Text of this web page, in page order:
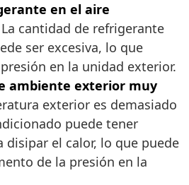
en el aire
La cantidad de refrigerante
ser excesiva, lo que
en la unidad exterior.
ambiente exterior muy
exterior es demasiado
puede tener
disipar el calor, lo que puede
de la presión en la